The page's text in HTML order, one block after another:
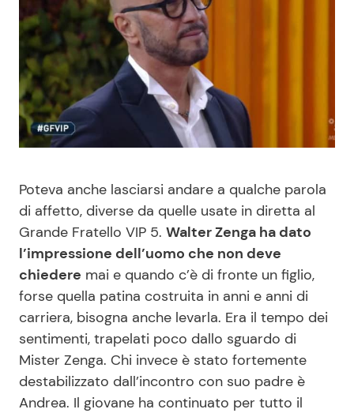
News Spettacolo
Benessere
Casa
Moda e Style
Mondo Mamma
News benessere
Salute
Viaggi e Turismo
Festività
Cucina e Ricette
Consigli di Cucina
Dolci
Le Ricette in TV
Primi Piatti
Ricette Facili e Veloci
Ricette Feste
Ricette per Bambini
Poteva anche lasciarsi andare a qualche parola
di affetto, diverse da quelle usate in diretta al
Grande Fratello VIP 5. Walter Zenga ha dato
l’impressione dell’uomo che non deve
chiedere mai e quando c’è di fronte un figlio,
forse quella patina costruita in anni e anni di
carriera, bisogna anche levarla. Era il tempo dei
sentimenti, trapelati poco dallo sguardo di
Mister Zenga. Chi invece è stato fortemente
destabilizzato dall’incontro con suo padre è
Andrea. Il giovane ha continuato per tutto il